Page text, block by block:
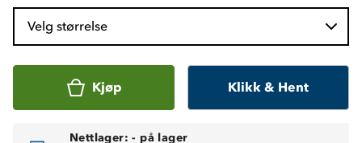
Velg størrelse
Kjøp Klikk & Hent
Nettlager: - på lager